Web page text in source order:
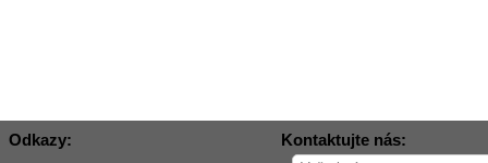
Odkazy: Kontaktujte nás: